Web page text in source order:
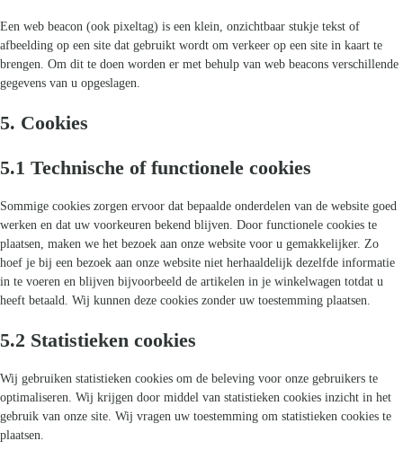
Een web beacon (ook pixeltag) is een klein, onzichtbaar stukje tekst of
afbeelding op een site dat gebruikt wordt om verkeer op een site in kaart te
brengen. Om dit te doen worden er met behulp van web beacons verschillende
gegevens van u opgeslagen.
5. Cookies
5.1 Technische of functionele cookies
Sommige cookies zorgen ervoor dat bepaalde onderdelen van de website goed
werken en dat uw voorkeuren bekend blijven. Door functionele cookies te
plaatsen, maken we het bezoek aan onze website voor u gemakkelijker. Zo
hoef je bij een bezoek aan onze website niet herhaaldelijk dezelfde informatie
in te voeren en blijven bijvoorbeeld de artikelen in je winkelwagen totdat u
heeft betaald. Wij kunnen deze cookies zonder uw toestemming plaatsen.
5.2 Statistieken cookies
Wij gebruiken statistieken cookies om de beleving voor onze gebruikers te
optimaliseren. Wij krijgen door middel van statistieken cookies inzicht in het
gebruik van onze site. Wij vragen uw toestemming om statistieken cookies te
plaatsen.